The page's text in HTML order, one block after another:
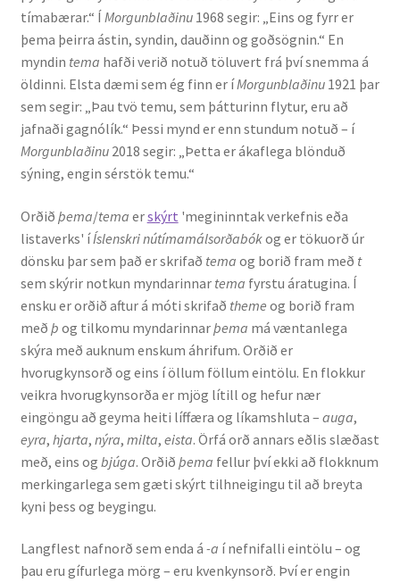
Þjónusta
Rannsóknir
Máltækni
Orðalyklar og orðafar
Orðhlutafræði
Samtímasetningafræði
Söguleg setningafræði
Hljóð og hljóðkerfi
Staða íslenskunnar
Ritverk og erindi
Bækur
Önnur ritverk
tímabærar.“ Í Morgunblaðinu 1968 segir: „Eins og fyrr er
þema þeirra ástin, syndin, dauðinn og goðsögnin.“ En
myndin tema hafði verið notuð töluvert frá því snemma á
öldinni. Elsta dæmi sem ég finn er íMorgunblaðinu 1921 þar
sem segir: „Þau tvö temu, sem þátturinn flytur, eru að
jafnaði gagnólík.“ Þessi mynd er enn stundum notuð – í
Morgunblaðinu 2018 segir: „Þetta er ákaflega blönduð
sýning, engin sérstök temu.“
Orðið þema/tema erskýrt 'megininntak verkefnis eða
listaverks' íÍslenskri nútímamálsorðabókog er tökuorð úr
dönsku þar sem það er skrifað tema og borið fram með t
sem skýrir notkun myndarinnar tema fyrstu áratugina. Í
ensku er orðið aftur á móti skrifað theme og borið fram
með þ og tilkomu myndarinnarþema má væntanlega
skýra með auknum enskum áhrifum. Orðið er
hvorugkynsorð og eins í öllum föllum eintölu. En flokkur
veikra hvorugkynsorða er mjög lítill og hefur nær
eingöngu að geyma heiti líffæra og líkamshluta – auga,
eyra, hjarta, nýra, milta, eista. Örfá orð annars eðlis slæðast
með, eins og bjúga. Orðið þema fellur því ekki að flokknum
merkingarlega sem gæti skýrt tilhneigingu til að breyta
kyni þess og beygingu.
Langflest nafnorð sem enda á -a í nefnifalli eintölu – og
þau eru gífurlega mörg – eru kvenkynsorð. Því er engin